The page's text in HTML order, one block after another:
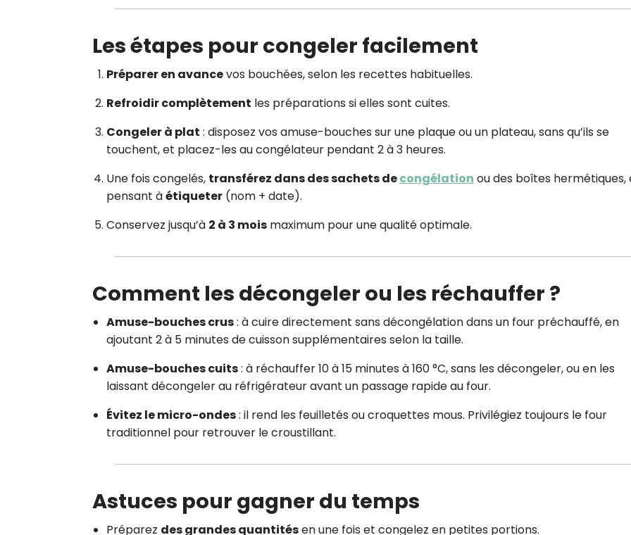
Les étapes pour congeler facilement
Préparer en avancevos bouchées, selon les recettes habituelles.
Refroidir complètement les préparations si elles sont cuites.
Congeler à plat : disposez vos amuse-bouches sur une plaque ou un plateau, sans qu’ils se
touchent, et placez-les au congélateur pendant 2 à 3 heures.
Une fois congelés, transférez dans des sachets decongélation ou des boîtes hermétiques,
pensant àétiqueter (nom + date).
Conservez jusqu’à 2 à 3 mois maximum pour une qualité optimale.
Comment les décongeler ou les réchauffer ?
Amuse-bouches crus: à cuire directement sans décongélation dans un four préchauffé, en
ajoutant 2 à 5 minutes de cuisson supplémentaires selon la taille.
Amuse-bouches cuits: à réchauffer 10 à 15 minutes à 160 °C, sans les décongeler, ou en les
laissant décongeler au réfrigérateur avant un passage rapide au four.
Évitez le micro-ondes: il rend les feuilletés ou croquettes mous. Privilégiez toujours le four
traditionnel pour retrouver le croustillant.
Astuces pour gagner du temps
Préparez des grandes quantitésen une fois et congelez en petites portions.